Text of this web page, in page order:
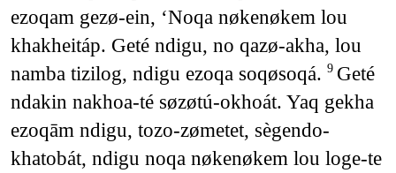
ezoqam gezø-ein, ‘Noqa nøkenøkem lou
khakheitáp. Geté ndigu, no qazø-akha, lou
namba tizilog, ndigu ezoqa soqøsoqá. 9 Geté
ndakin nakhoa-té søzøtú-okhoát. Yaq gekha
ezoqām ndigu, tozo-zømetet, sègendo-
khatobát, ndigu noqa nøkenøkem lou loge-te